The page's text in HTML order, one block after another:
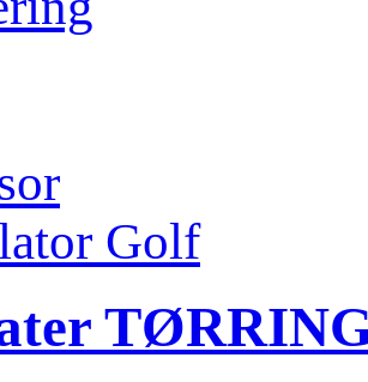
Golf